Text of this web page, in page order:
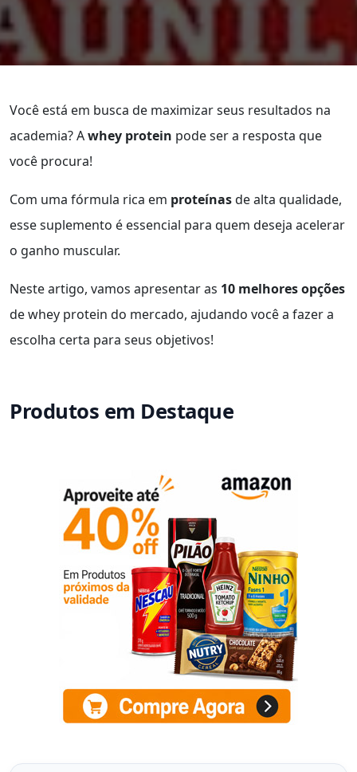
Você está em busca de maximizar seus resultados na
academia? Awhey protein pode ser a resposta que
você procura!
Com uma fórmula rica em proteínasde alta qualidade,
esse suplemento é essencial para quem deseja acelerar
o ganho muscular.
Neste artigo, vamos apresentar as 10 melhores opções
de whey protein do mercado, ajudando você a fazer a
escolha certa para seus objetivos!
Produtos em Destaque